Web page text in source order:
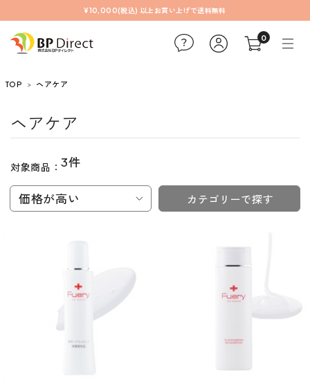
¥10,000(税込) 以上お買い上げで送料無料
0
TOP ヘアケア
ヘアケア
対象商品：3件
価格が高い カテゴリーで探す